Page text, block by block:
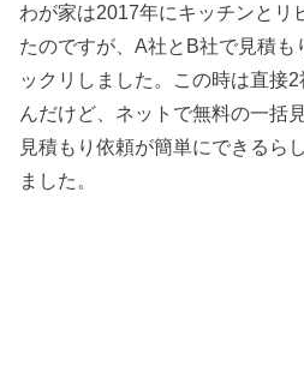
わが家は2017年にキッチンとリ
たのですが、A社とB社で見積
ックリしました。この時は直接
んだけど、 ネットで無料の一括
見積もり依頼が簡単にできる ら
ました。